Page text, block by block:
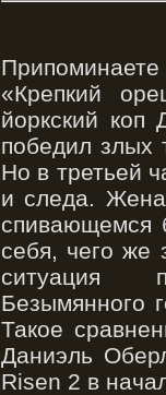
«Крепкий
йоркский
победил злых
Но в третьей
и следа.
спивающемся
себя, чего же
ситуация
Безымянного
Такое
Даниэль
Risen 2 в